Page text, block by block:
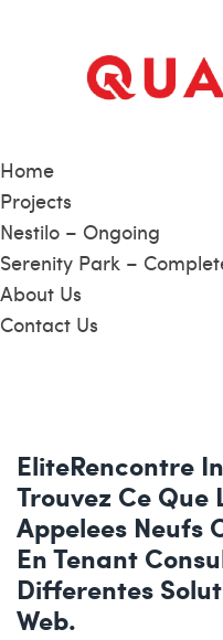
Home
Projects
Nestilo – Ongoing
Serenity Park –
About Us
Contact Us
EliteRencontre
Trouvez Ce Que
Appelees Neufs
En Tenant
Differentes
Web.